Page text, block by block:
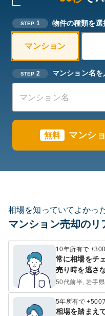
STEP 1 物件の種類を
マンション
STEP 2 マンション名
無料 マンシ
相場を知っていてよかっ
マンション売却のリ
10年所有で +300
常に相場をチ
売り時を逃さ
50代前半, 岩手
5年所有で +500
相場を踏まえ